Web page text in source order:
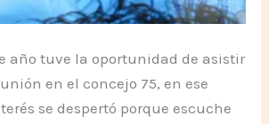
año tuve la oportunidad de asistir
en el concejo 75, en ese
se despertó porque escuche